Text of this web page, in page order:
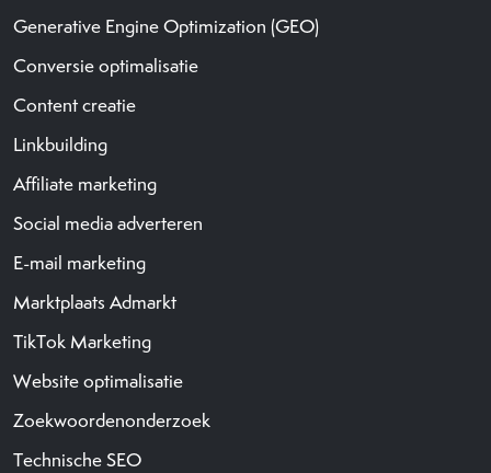
Generative Engine Optimization (GEO)
Conversie optimalisatie
Content creatie
Linkbuilding
Affiliate marketing
Social media adverteren
E-mail marketing
Marktplaats Admarkt
TikTok Marketing
Website optimalisatie
Zoekwoordenonderzoek
Technische SEO